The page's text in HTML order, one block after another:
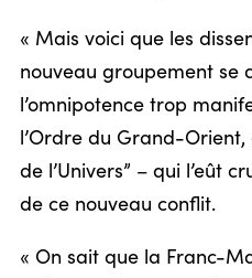
« Mais voici que les
nouveau groupement se
l’omnipotence trop
l’Ordre du Grand-
de l’Univers” – qui l’eût
de ce nouveau conflit.
« On sait que la Franc-